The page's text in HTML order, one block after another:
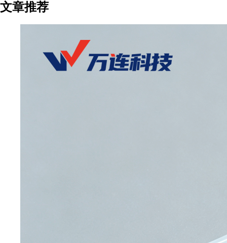
文章推荐